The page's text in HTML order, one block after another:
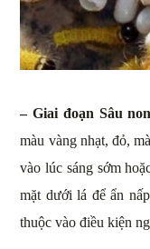
– Giai đoạn Sâu
màu vàng nhạt, đỏ,
vào lúc sáng sớm
mặt dưới lá để ẩn
thuộc vào điều kiện